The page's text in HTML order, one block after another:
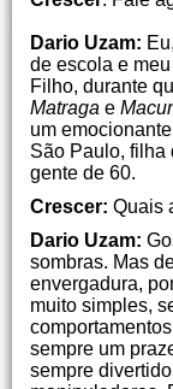
Dario Uzam:
de escola e
Filho, durante
Matraga e
um
São Paulo, filha
gente de 60.
Crescer: Quais
Dario Uzam:
sombras. Mas
envergadura,
muito simples,
sempre um
sempre